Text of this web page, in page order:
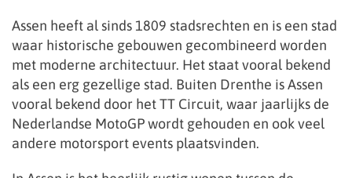
Assen heeft al sinds 1809 stadsrechten en is een stad
waar historische gebouwen gecombineerd worden
met moderne architectuur. Het staat vooral bekend
als een erg gezellige stad. Buiten Drenthe is Assen
vooral bekend door het TT Circuit, waar jaarlijks de
Nederlandse MotoGP wordt gehouden en ook veel
andere motorsport events plaatsvinden.